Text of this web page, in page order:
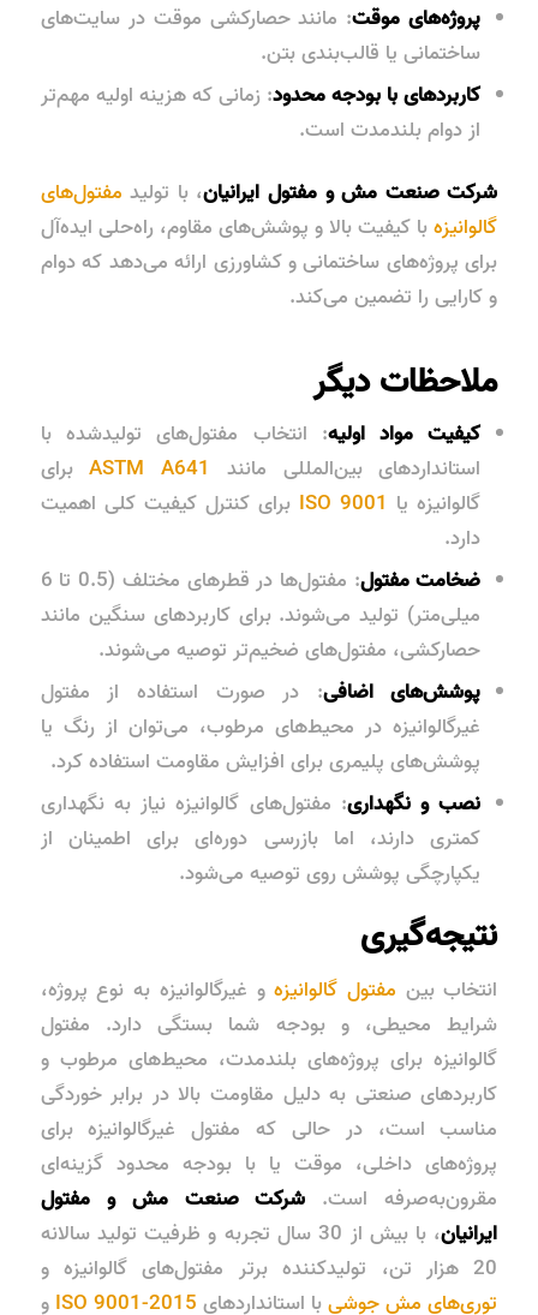
پروژه‌های موقت: مانند حصارکشی موقت در سایت‌های
ساختمانی یا قالب‌بندی بتن.
کاربردهای با بودجه محدود: زمانی که هزینه اولیه مهم‌تر
از دوام بلندمدت است.
شرکت صنعت مش و مفتول ایرانیان، با تولید مفتول‌های
گالوانیزهبا کیفیت بالا و پوشش‌های مقاوم، راه‌حلی ایده‌آل
برای پروژه‌های ساختمانی و کشاورزی ارائه می‌دهد که دوام
و کارایی را تضمین می‌کند.
ملاحظات دیگر
کیفیت مواد اولیه: انتخاب مفتول‌های تولیدشده با
استانداردهای بین‌المللی مانند
ASTM A641برای
گالوانیزه یا ISO 9001 برای کنترل کیفیت کلی اهمیت
دارد.
ضخامت مفتول
: مفتول‌ها در قطرهای مختلف (0.5 تا 6
میلی‌متر) تولید می‌شوند. برای کاربردهای سنگین مانند
حصارکشی، مفتول‌های ضخیم‌تر توصیه می‌شوند.
پوشش‌های اضافی: در صورت استفاده از مفتول
غیرگالوانیزه در محیط‌های مرطوب، می‌توان از رنگ یا
پوشش‌های پلیمری برای افزایش مقاومت استفاده کرد.
نصب و نگهداری: مفتول‌های گالوانیزه نیاز به نگهداری
کمتری دارند، اما بازرسی دوره‌ای برای اطمینان از
یکپارچگی پوشش روی توصیه می‌شود.
نتیجه‌گیری
انتخاب بین مفتول گالوانیزهو غیرگالوانیزه به نوع پروژه،
شرایط محیطی، و بودجه شما بستگی دارد. مفتول
گالوانیزهبرای پروژه‌های بلندمدت، محیط‌های مرطوب و
کاربردهای صنعتی به دلیل مقاومت بالا در برابر خوردگی
مناسب است، در حالی که مفتول غیرگالوانیزهبرای
پروژه‌های داخلی، موقت یا با بودجه محدود گزینه‌ای
مقرون‌به‌صرفه است. شرکت صنعت مش و مفتول
ایرانیان
، با بیش از 30 سال تجربه و ظرفیت تولید سالانه
20 هزار تن، تولیدکننده برتر
مفتول‌های گالوانیزهو
توری‌های مش جوشیبا استانداردهای ISO 9001-2015 و